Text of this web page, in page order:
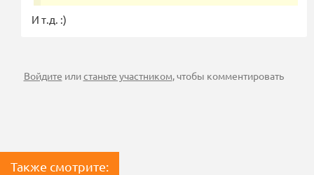
И т.д. :)
Войдите илистаньте участником, чтобы комментировать
Также смотрите: